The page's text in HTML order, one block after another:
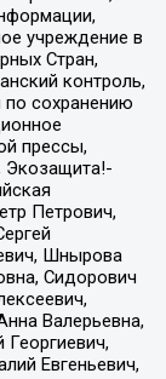
учреждение в
Стран,
контроль,
сохранению
прессы,
Экозащита!-
Петрович,
Шнырова
Сидорович
Валерьевна,
Евгеньевич,